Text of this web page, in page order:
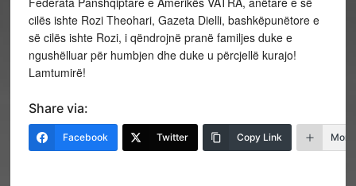
cilës ishte Rozi Theohari, Gazeta Dielli, bashkëpunëtore e
së cilës ishte Rozi, i qëndrojnë pranë familjes duke e
ngushëlluar për humbjen dhe duke u përcjellë kurajo!
Lamtumirë!
Share via:
Facebook Twitter Copy Link More